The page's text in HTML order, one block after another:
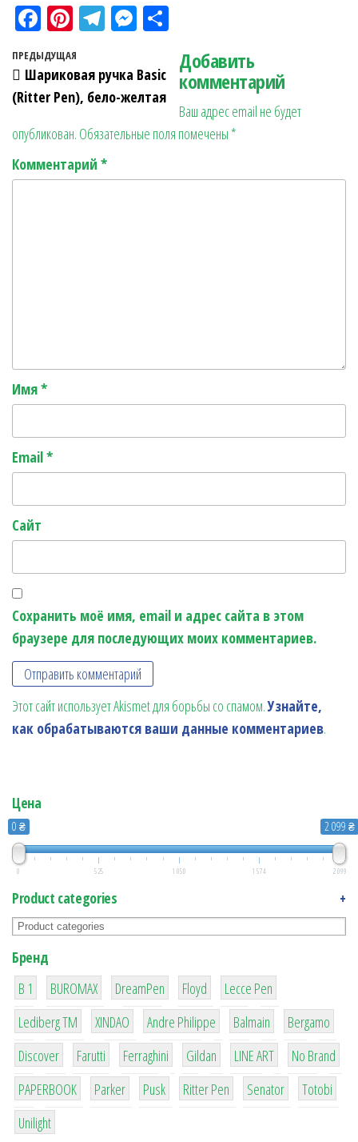
Fa
ce
bo
ok
Pi
nt
er
es
t
Te
gr
a
M
se
n
r
ра
в
ит
ь
Навигация по записям
Предыдущая запись
ПРЕДЫДУЩАЯ
Шариковая ручка Basic
(Ritter Pen), бело-желтая
Добавить
комментарий
Ваш адрес email не будет
опубликован. Обязательные поля помечены *
Комментарий *
Имя*
Email*
Сайт
Сохранить моё имя, email и адрес сайта в этом
браузере для последующих моих комментариев.
Этот сайт использует Akismet для борьбы со спамом.Узнайте,
как обрабатываются ваши данные комментариев.
Цена
0 ₴ 2 099 ₴
0 525 1 050 1 574 2 099
Product categories +
Бренд
B 1
1
BUROMAX
1
DreamPen
2
Floyd
2
Lecce Pen
3
Lediberg ТМ
3
XINDAO
1
Andre Philippe
4
Balmain
26
Bergamo
64
Discover
299
Farutti
4
Ferraghini
42
Gildan
4
LINE ART
90
No Brand
8
PAPERBOOK
6
Parker
2
Pusk
22
Ritter Pen
15
Senator
43
Totobi
1
Unilight